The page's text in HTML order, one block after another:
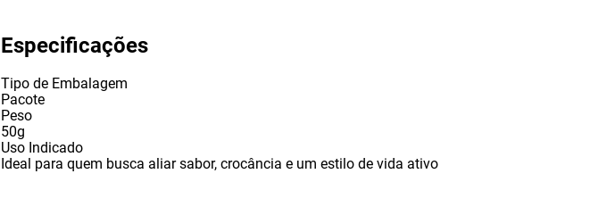
Especificações
Tipo de Embalagem
Pacote
Peso
50g
Uso Indicado
Ideal para quem busca aliar sabor, crocância e um estilo de vida ativo